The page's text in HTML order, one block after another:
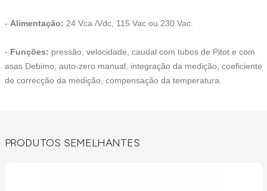
- Alimentação: 24 Vca /Vdc, 115 Vac ou 230 Vac.
- Funções: pressão, velocidade, caudal com tubos de Pitot e com
asas Debimo, auto-zero manual, integração da medição, coeficiente
de correcção da medição, compensação da temperatura.
PRODUTOS SEMELHANTES